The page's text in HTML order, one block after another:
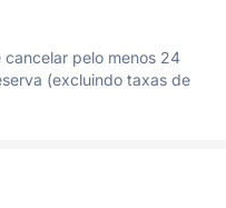
cancelar pelo menos 24
(excluindo taxas de